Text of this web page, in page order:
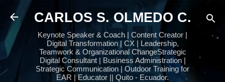
Ir al contenido principal
CARLOS S. OLMEDO C.
Keynote Speaker & Coach | Content Creator |
Digital Transformation | CX | Leadership,
Teamwork & Organizational ChangeStrategic
Digital Consultant | Business Administration |
Strategic Communication | Outdoor Training for
EAR | Educator || Quito - Ecuador.